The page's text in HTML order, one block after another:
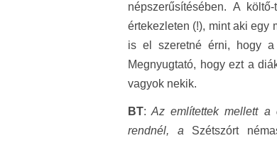
népszerűsítésében. A
értekezleten (!), mint aki egy
is el szeretné érni, hogy a
Megnyugtató, hogy ezt a
vagyok nekik.
BT: Az említettek mellett a
rendnél, a Szétszórt